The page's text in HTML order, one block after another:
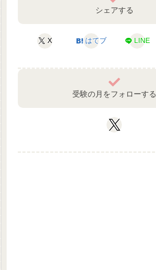
シェアする
X はてブ LINE
受験の月をフォローする